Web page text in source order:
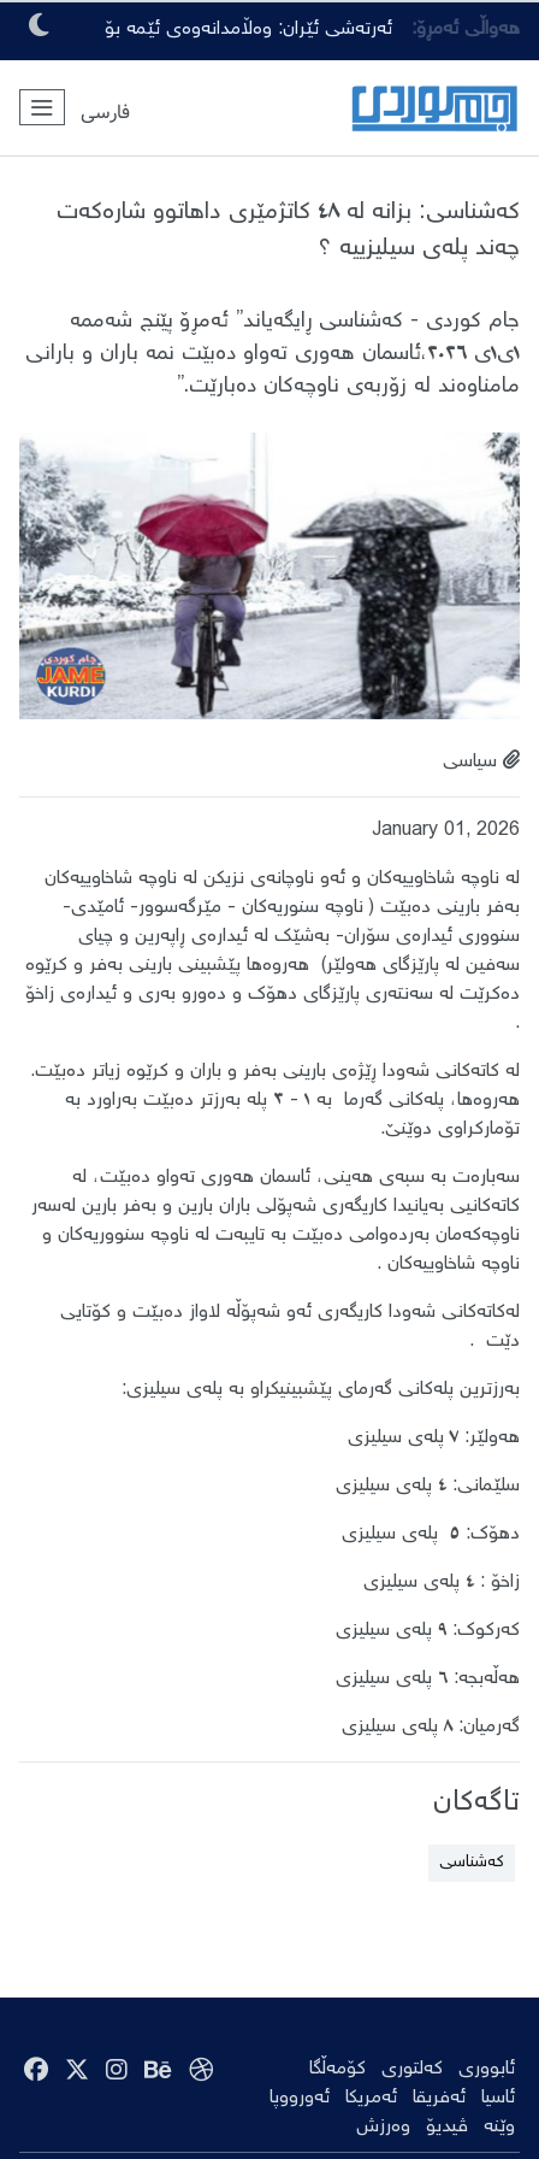
هەواڵی ئەمڕۆ: ئەرتەشی ئێران: وەڵامدانەوەی ئێمە بۆ
هەرچەشنە دەستدرێژیەکی دوژمنان، توندتر
و کەمەرشکێنتر دەبێت
فارسی
کەشناسی: بزانە لە ٤٨ کاتژمێری داهاتوو شارەکەت
چەند پلەی سیلیزییە ؟
جام کوردی - کەشناسی ڕایگەیاند” ئەمڕۆ پێنج شەممە
١ی١ی ٢٠٢٦،ئاسمان هەوری تەواو دەبێت نمە باران و بارانی
مامناوەند لە زۆربەی ناوچەکان دەبارێت.”
سیاسی
January 01, 2026
لە ناوچە شاخاوییەکان و ئەو ناوچانەی نزیکن لە ناوچە شاخاوییەکان
بەفر بارینی دەبێت ( ناوچە سنوریەکان - مێرگەسوور- ئامێدی-
سنووری ئیدارەی سۆران- بەشێک لە ئیدارەی ڕاپەرین و چیای
سەفین لە پارێزگای هەولێر) هەروەها پێشبینی بارینی بەفر و کرێوە
دەکرێت لە سەنتەری پارێزگای دهۆک و دەورو بەری و ئیدارەی زاخۆ
.
لە کاتەکانی شەودا ڕێژەی بارینی بەفر و باران و کرێوە زیاتر دەبێت.
هەروەها، پلەکانی گەرما بە ١ - ٣ پلە بەرزتر دەبێت بەراورد بە
تۆمارکراوی دوێنێ.
سەبارەت بە سبەی هەینی، ئاسمان هەوری تەواو دەبێت، لە
کاتەکانیی بەیانیدا کاریگەری شەپۆلی باران بارین و بەفر بارین لەسەر
ناوچەکەمان بەردەوامی دەبێت بە تایبەت لە ناوچە سنووریەکان و
ناوچە شاخاوییەکان .
لەکاتەکانی شەودا کاریگەری ئەو شەپۆڵە لاواز دەبێت و کۆتایی
دێت .
بەرزترین پلەکانی گەرمای پێشبینیکراو بە پلەی سیلیزی:
هەولێر: ٧ پلەی سیلیزی
سلێمانی: ٤ پلەی سیلیزی
دهۆک: ٥ پلەی سیلیزی
زاخۆ : ٤ پلەی سیلیزی
کەرکوک: ٩ پلەی سیلیزی
هەڵەبجە: ٦ پلەی سیلیزی
گەرمیان: ٨ پلەی سیلیزی
تاگەکان
کەشناسی
ئابووری کەلتوری
کۆمەڵگا
ئاسیا ئەفریقا ئەمریکا ئەورووپا
وێنە
ڤیدیۆ وەرزش